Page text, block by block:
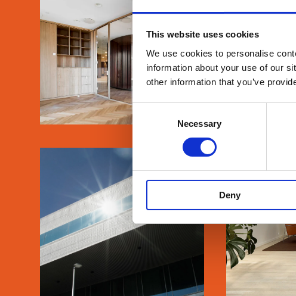
This website uses cookies
We use cookies to personalise
information about your use of our
other information that you’ve
Consent
Selection
Necessary
Deny
SE MERE
DOKK1